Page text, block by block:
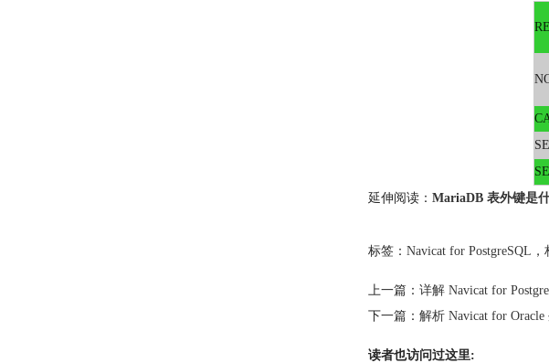
延伸阅读：MariaDB 表外键是
标签：Navicat for PostgreSQL ，
上一篇：详解 Navicat for
下一篇：解析 Navicat for
读者也访问过这里: